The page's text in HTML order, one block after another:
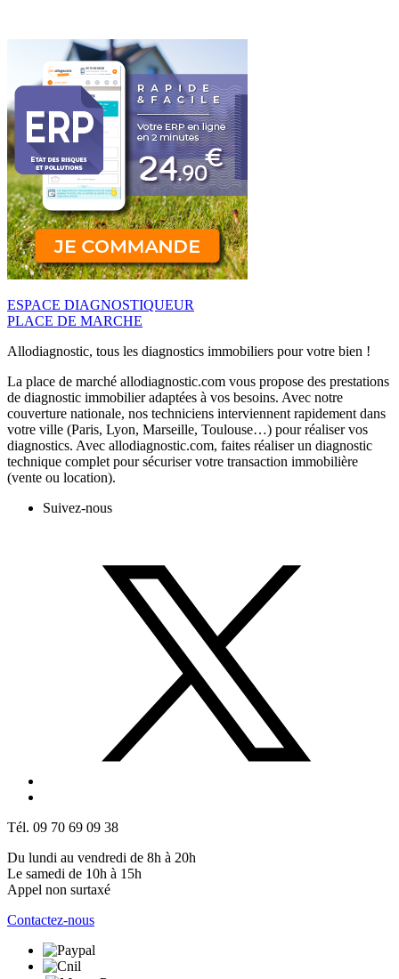
ESPACE DIAGNOSTIQUEUR
PLACE DE MARCHE
Allodiagnostic, tous les diagnostics immobiliers pour votre bien !
La place de marché allodiagnostic.com vous propose des prestations
de diagnostic immobilier adaptées à vos besoins. Avec notre
couverture nationale, nos techniciens interviennent rapidement dans
votre ville (Paris, Lyon, Marseille, Toulouse…) pour réaliser vos
diagnostics. Avec allodiagnostic.com, faites réaliser un diagnostic
technique complet pour sécuriser votre transaction immobilière
(vente ou location).
Suivez-nous
Tél. 09 70 69 09 38
Du lundi au vendredi de 8h à 20h
Le samedi de 10h à 15h
Appel non surtaxé
Contactez-nous